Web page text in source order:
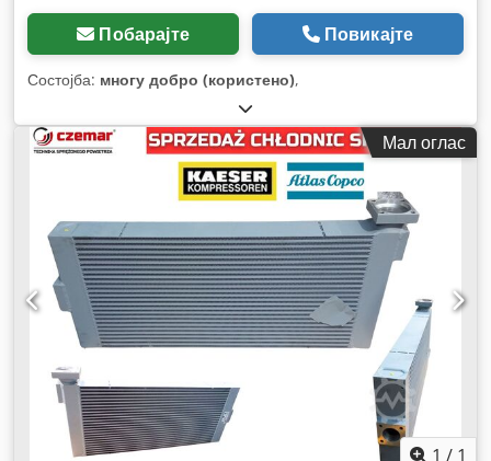
Побарајте Повикајте
Состојба: многу добро (користено),
Мал оглас
1 / 1